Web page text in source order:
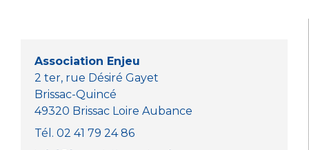
o
k
p er
Association Enjeu
2 ter, rue Désiré Gayet
Brissac-Quincé
49320 Brissac Loire Aubance
Tél. 02 41 79 24 86